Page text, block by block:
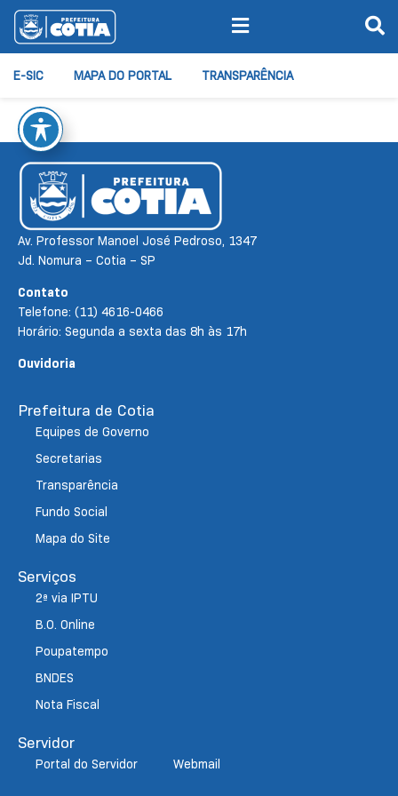
E-SIC MAPA DO PORTAL TRANSPARÊNCIA
Av. Professor Manoel José Pedroso, 1347
Jd. Nomura – Cotia – SP
Contato
Telefone: (11) 4616-0466
Horário: Segunda a sexta das 8h às 17h
Ouvidoria
Prefeitura de Cotia
Equipes de Governo
Secretarias
Transparência
Fundo Social
Mapa do Site
Serviços
2ª via IPTU
B.O. Online
Poupatempo
BNDES
Nota Fiscal
Servidor
Portal do Servidor Webmail